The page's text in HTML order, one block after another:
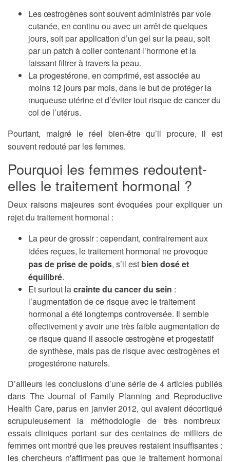
Les œstrogènes sont souvent administrés par voie
cutanée, en continu ou avec un arrêt de quelques
jours, soit par application d’un gel sur la peau, soit
par un patch à coller contenant l’hormone et la
laissant filtrer à travers la peau.
La progestérone, en comprimé, est associée au
moins 12 jours par mois, dans le but de protéger la
muqueuse utérine et d’éviter tout risque de cancer du
col de l’utérus.
Pourtant, malgré le réel bien-être qu’il procure, il est
souvent redouté par les femmes.
Pourquoi les femmes redoutent-
elles le traitement hormonal ?
Deux raisons majeures sont évoquées pour expliquer un
rejet du traitement hormonal :
La peur de grossir : cependant, contrairement aux
idées reçues, le traitement hormonal ne provoque
pas de prise de poids, s’il est bien dosé et
équilibré.
Et surtout lacrainte du cancer du sein :
l’augmentation de ce risque avec le traitement
hormonal a été longtemps controversée. Il semble
effectivement y avoir une très faible augmentation de
ce risque quand il associe œstrogène et progestatif
de synthèse, mais pas de risque avec œstrogènes et
progestérone naturels.
D’ailleurs les conclusions d’une série de 4 articles publiés
dans The Journal of Family Planning and Reproductive
Health Care, parus en janvier 2012, qui avaient décortiqué
scrupuleusement la méthodologie de très nombreux
essais cliniques portant sur des centaines de milliers de
femmes ont montré que les preuves restaient insuffisantes :
les chercheurs n'affirment pas que le traitement hormonal